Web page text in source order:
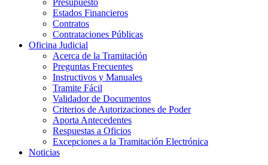
Presupuesto
Estados Financieros
Contratos
Contrataciones Públicas
Oficina Judicial
Acerca de la Tramitación
Preguntas Frecuentes
Instructivos y Manuales
Tramite Fácil
Validador de Documentos
Criterios de Autorizaciones de Poder
Aporta Antecedentes
Respuestas a Oficios
Excepciones a la Tramitación Electrónica
Noticias